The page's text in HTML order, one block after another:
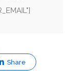
Share